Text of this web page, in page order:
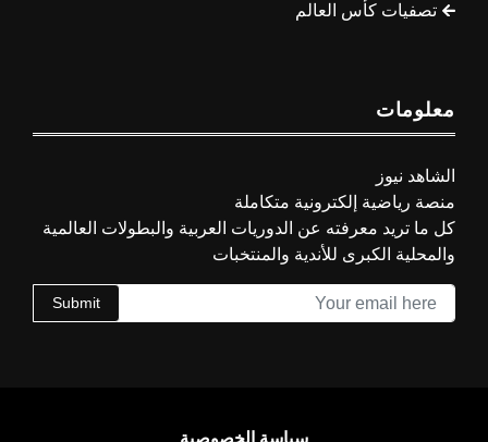
تصفيات كأس العالم
معلومات
الشاهد نيوز
منصة رياضية إلكترونية متكاملة
كل ما تريد معرفته عن الدوريات العربية والبطولات العالمية
والمحلية الكبرى للأندية والمنتخبات
Submit